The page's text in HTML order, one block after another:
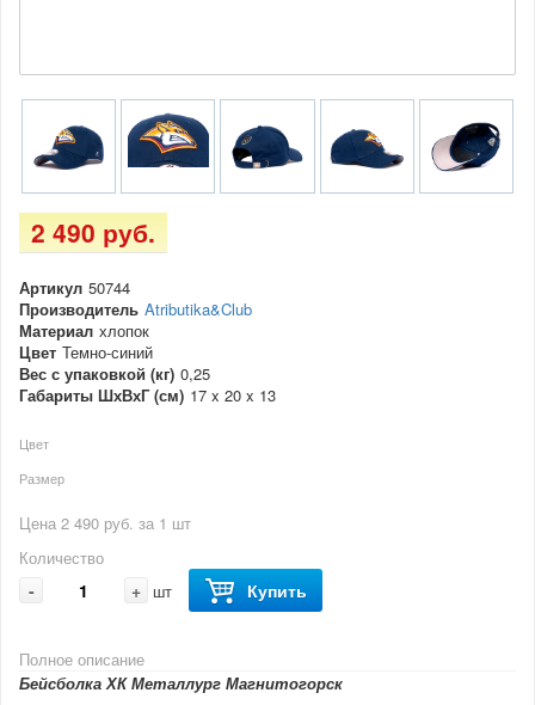
2 490 руб.
Артикул 50744
Производитель Atributika&Club
Материал хлопок
Цвет Темно-синий
Вес с упаковкой (кг) 0,25
Габариты ШхВхГ (см) 17 x 20 x 13
Цвет
Размер
Цена 2 490 руб. за 1 шт
Количество
- + шт Купить
Полное описание
Бейсболка ХК Металлург Магнитогорск